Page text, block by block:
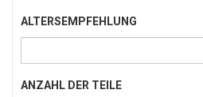
ALTERSEMPFEHLUNG
ANZAHL DER TEILE